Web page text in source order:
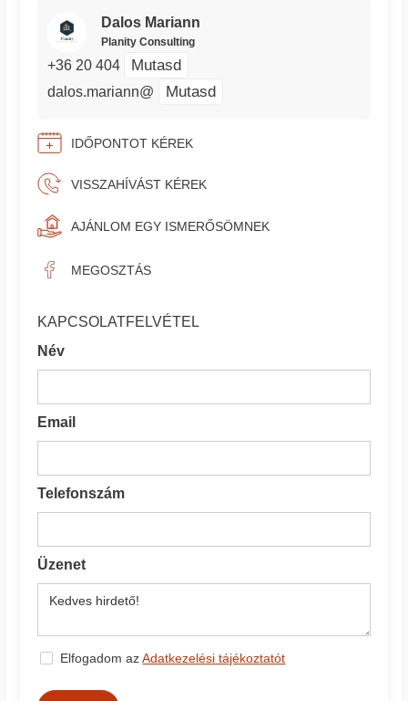
Dalos Mariann
Planity Consulting
+36 20 404 Mutasd
dalos.mariann@ Mutasd
IDŐPONTOT KÉREK
VISSZAHÍVÁST KÉREK
AJÁNLOM EGY ISMERŐSÖMNEK
MEGOSZTÁS
KAPCSOLATFELVÉTEL
Név
Email
Telefonszám
Üzenet
Elfogadom azAdatkezelési tájékoztatót